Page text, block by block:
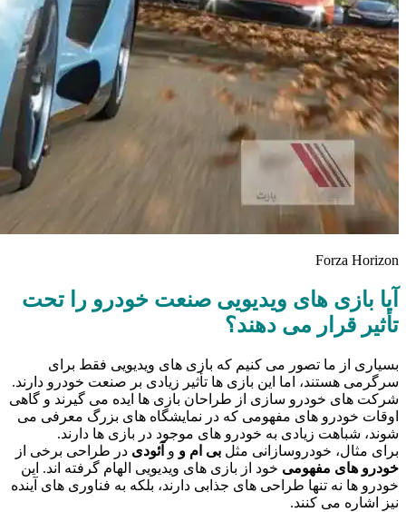
Forza Horizon
آیا بازی‌ های ویدیویی صنعت خودرو را تحت
تأثیر قرار می‌ دهند؟
بسیاری از ما تصور می‌ کنیم که بازی‌ های ویدیویی فقط برای
سرگرمی هستند، اما این بازی‌ ها تأثیر زیادی بر صنعت خودرو دارند.
شرکت‌ های خودرو سازی از طراحان بازی‌ ها ایده می‌ گیرند و گاهی
اوقات خودرو های مفهومی که در نمایشگاه‌ های بزرگ معرفی می‌
شوند، شباهت زیادی به خودرو های موجود در بازی‌ ها دارند.
برای مثال، خودروسازانی مثل بی‌ ام‌ و و آئودی در طراحی برخی از
خودرو های مفهومی خود از بازی‌ های ویدیویی الهام گرفته‌ اند. این
خودرو ها نه تنها طراحی‌ های جذابی دارند، بلکه به فناوری‌ های آینده
نیز اشاره می‌ کنند.